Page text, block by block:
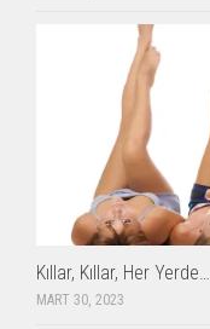
Kıllar, Kıllar, Her Yerde…
MART 30, 2023